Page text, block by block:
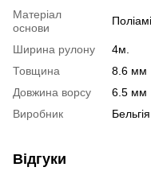
Матеріал
основи
Ширина рулону
4м.
Товщина
8.6 мм
Довжина ворсу
6.5 мм
Виробник
Бельгія
Відгуки